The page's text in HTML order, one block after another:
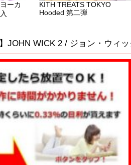
ーカ
KITH TREATS TOKYO
Hooded 第二弾